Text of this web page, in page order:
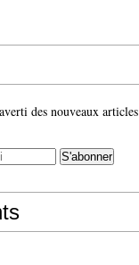
des nouveaux articles